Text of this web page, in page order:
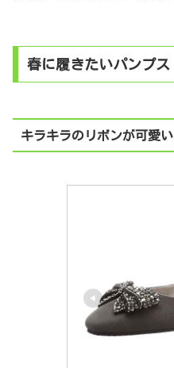
春に履きたいパンプス
キラキラのリボンが可愛い